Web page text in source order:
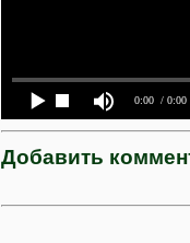
0:00 / 0:00
Добавить